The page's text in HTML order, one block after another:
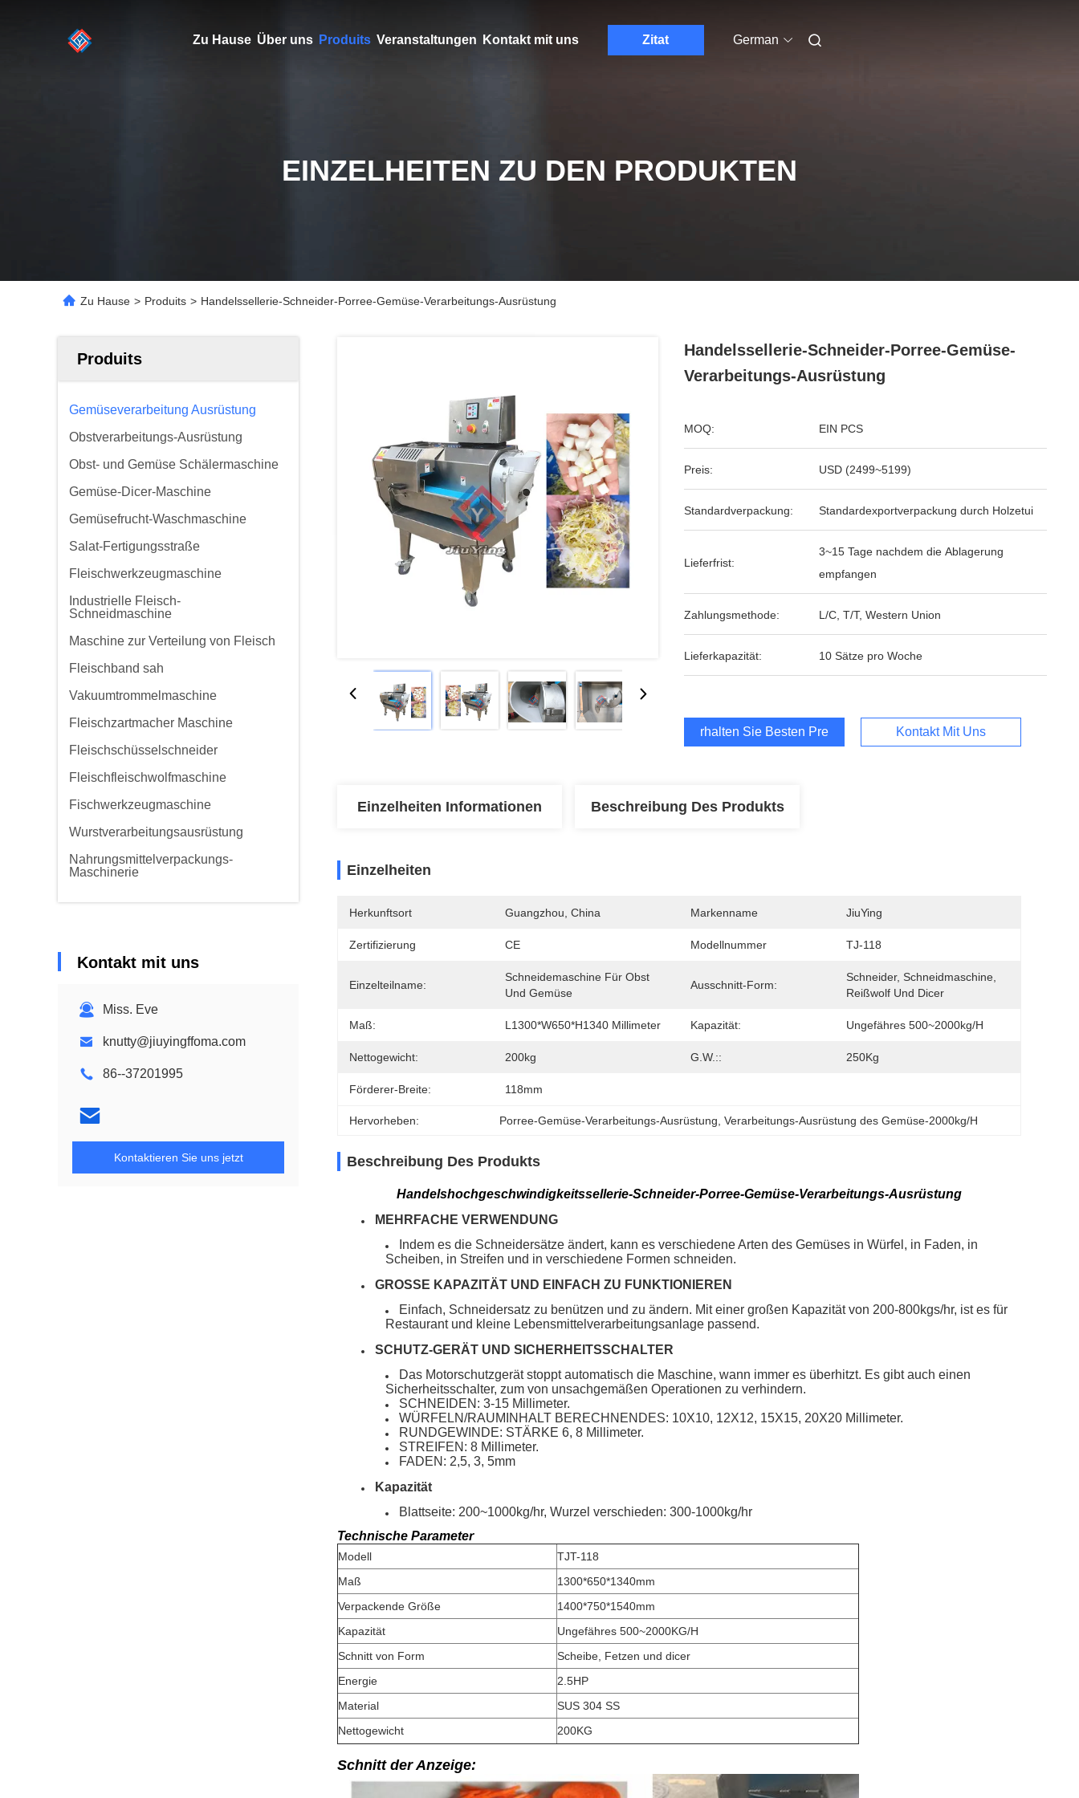
Zu Hause Über uns Produits Veranstaltungen Kontakt mit uns Zitat German
EINZELHEITEN ZU DEN PRODUKTEN
Zu Hause > Produits > Handelssellerie-Schneider-Porree-Gemüse-Verarbeitungs-Ausrüstung
Produits
Gemüseverarbeitung Ausrüstung
Obstverarbeitungs-Ausrüstung
Obst- und Gemüse Schälermaschine
Gemüse-Dicer-Maschine
Gemüsefrucht-Waschmaschine
Salat-Fertigungsstraße
Fleischwerkzeugmaschine
Industrielle Fleisch-
Schneidmaschine
Maschine zur Verteilung von Fleisch
Fleischband sah
Vakuumtrommelmaschine
Fleischzartmacher Maschine
Fleischschüsselschneider
Fleischfleischwolfmaschine
Fischwerkzeugmaschine
Wurstverarbeitungsausrüstung
Nahrungsmittelverpackungs-
Maschinerie
Kontakt mit uns
Miss. Eve
knutty@jiuyingffoma.com
86--37201995
Kontaktieren Sie uns jetzt
Handelssellerie-Schneider-Porree-Gemüse-
Verarbeitungs-Ausrüstung
MOQ: EIN PCS
Preis: USD (2499~5199)
Standardverpackung: Standardexportverpackung durch Holzetui
Lieferfrist:
3~15 Tage nachdem die Ablagerung
empfangen
Zahlungsmethode: L/C, T/T, Western Union
Lieferkapazität: 10 Sätze pro Woche
Erhalten Sie Besten Preis Kontakt Mit Uns
Einzelheiten Informationen Beschreibung Des Produkts
Einzelheiten
Herkunftsort Guangzhou, China Markenname JiuYing
Zertifizierung CE Modellnummer TJ-118
Einzelteilname:
Schneidemaschine Für Obst
Und Gemüse
Ausschnitt-Form:
Schneider, Schneidmaschine,
Reißwolf Und Dicer
Maß: L1300*W650*H1340 Millimeter Kapazität: Ungefähres 500~2000kg/h
Nettogewicht: 200kg G.W.:: 250Kg
Förderer-Breite: 118mm
Hervorheben: Porree-Gemüse-Verarbeitungs-Ausrüstung , Verarbeitungs-Ausrüstung des Gemüse-2000kg/H
Beschreibung Des Produkts
Handelshochgeschwindigkeitssellerie-Schneider-Porree-Gemüse-Verarbeitungs-Ausrüstung
MEHRFACHE VERWENDUNG
Indem es die Schneidersätze ändert, kann es verschiedene Arten des Gemüses in Würfel, in Faden, in
Scheiben, in Streifen und in verschiedene Formen schneiden.
GROSSE KAPAZITÄT UND EINFACH ZU FUNKTIONIEREN
Einfach, Schneidersatz zu benützen und zu ändern. Mit einer großen Kapazität von 200-800kgs/hr, ist es für
Restaurant und kleine Lebensmittelverarbeitungsanlage passend.
SCHUTZ-GERÄT UND SICHERHEITSSCHALTER
Das Motorschutzgerät stoppt automatisch die Maschine, wann immer es überhitzt. Es gibt auch einen
Sicherheitsschalter, zum von unsachgemäßen Operationen zu verhindern.
SCHNEIDEN: 3-15 Millimeter.
WÜRFELN/RAUMINHALT BERECHNENDES: 10X10, 12X12, 15X15, 20X20 Millimeter.
RUNDGEWINDE: STÄRKE 6, 8 Millimeter.
STREIFEN: 8 Millimeter.
FADEN: 2,5, 3, 5mm
Kapazität
Blattseite: 200~1000kg/hr, Wurzel verschieden: 300-1000kg/hr
Technische Parameter
Modell
TJT-118
Maß
1300*650*1340mm
Verpackende Größe
1400*750*1540mm
Kapazität
Ungefähres 500~2000KG/H
Schnitt von Form
Scheibe, Fetzen und dicer
Energie
2.5HP
Material
SUS 304 SS
Nettogewicht
200KG
Schnitt der Anzeige: